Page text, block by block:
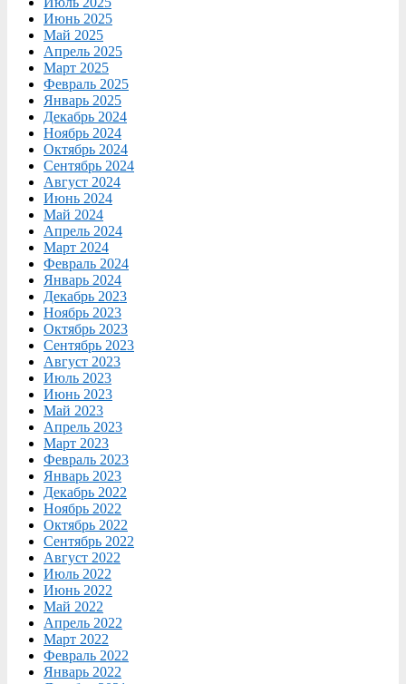
Июнь 2025
Май 2025
Апрель 2025
Март 2025
Февраль 2025
Январь 2025
Декабрь 2024
Ноябрь 2024
Октябрь 2024
Сентябрь 2024
Август 2024
Июнь 2024
Май 2024
Апрель 2024
Март 2024
Февраль 2024
Январь 2024
Декабрь 2023
Ноябрь 2023
Октябрь 2023
Сентябрь 2023
Август 2023
Июль 2023
Июнь 2023
Май 2023
Апрель 2023
Март 2023
Февраль 2023
Январь 2023
Декабрь 2022
Ноябрь 2022
Октябрь 2022
Сентябрь 2022
Август 2022
Июль 2022
Июнь 2022
Май 2022
Апрель 2022
Март 2022
Февраль 2022
Январь 2022